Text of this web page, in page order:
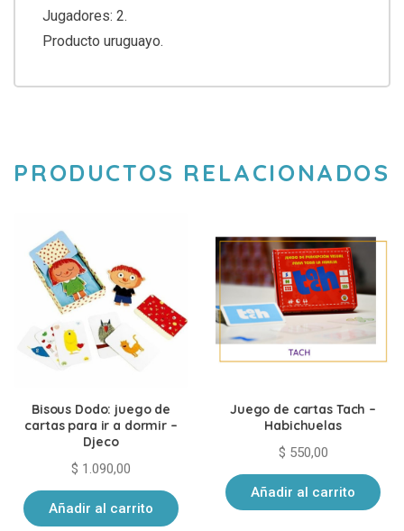
Jugadores: 2.
Producto uruguayo.
PRODUCTOS RELACIONADOS
Bisous Dodo: juego de
cartas para ir a dormir –
Djeco
$ 1.090,00
Añadir al carrito
Juego de cartas Tach –
Habichuelas
$ 550,00
Añadir al carrito